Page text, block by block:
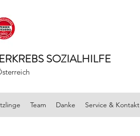
SOZIALHILFE
Team Danke Service & Kontakt